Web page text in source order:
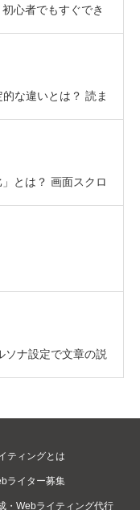
心者でもすぐでき
な違いとは？ 読ま
とは？ 画面スクロ
ロール
ソナ設定で文章の説
ティングとは
ライター募集
・Webライティング代行